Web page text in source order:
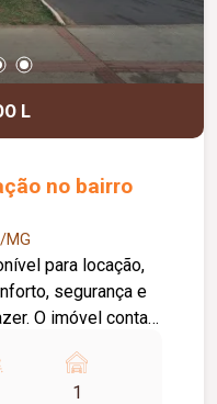
L
no bairro
MG
para locação,
segurança e
O imóvel conta
banheiro social
1